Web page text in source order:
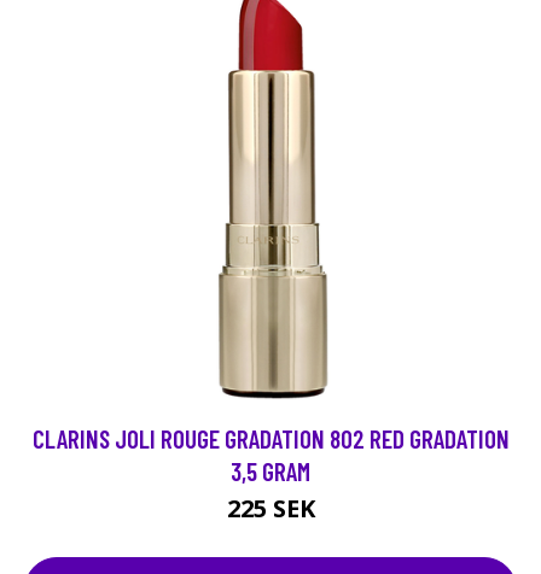
CLARINS JOLI ROUGE GRADATION 802 RED GRADATION
3,5 GRAM
225 SEK